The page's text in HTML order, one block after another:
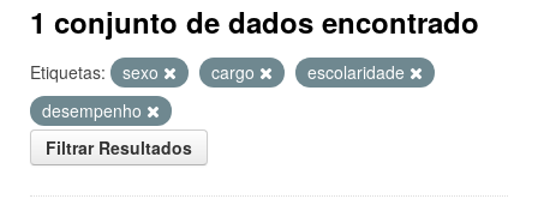
1 conjunto de dados encontrado
Etiquetas: sexo cargo
escolaridade
desempenho
Filtrar Resultados